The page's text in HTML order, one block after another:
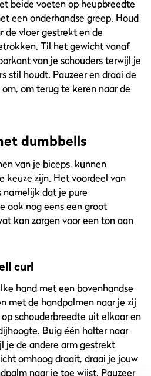
beide voeten op heupbreedte
een onderhandse greep. Houd
de vloer gestrekt en de
Til het gewicht vanaf
van je schouders terwijl je
stil houdt. Pauzeer en draai de
om terug te keren naar de
dumbbells
van je biceps, kunnen
keuze zijn. Het voordeel van
dat je pure
ook nog eens een groot
kan zorgen voor een ton aan
curl
hand met een bovenhandse
met de handpalmen naar je zij
schouderbreedte uit elkaar en
Buig één halter naar
je de andere arm gestrekt
omhoog draait, draai je jouw
naar je toe wijst. Pauzeer